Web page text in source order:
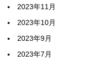
2023年11月
2023年10月
2023年9月
2023年7月